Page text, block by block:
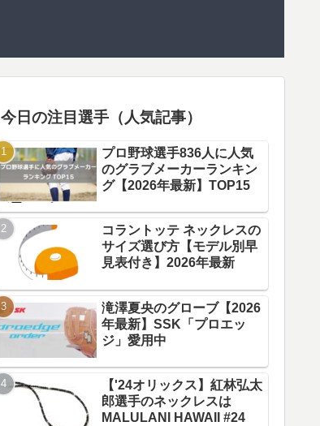
今日の注目選手（人気記事）
プロ野球選手836人に人気
のグラブメーカーランキン
グ【2026年最新】TOP15
コラントッテ ネックレスの
サイズ選び方【モデル別早
見表付き】2026年最新
滝澤夏央のグローブ【2026
年最新】SSK「プロエッ
ジ」愛用中
【'24オリックス】紅林弘太
郎選手のネックレスは
MALULANI HAWAII #24